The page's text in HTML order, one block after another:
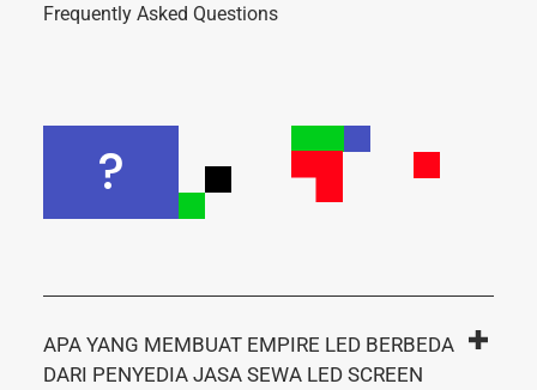
Frequently Asked Questions
?
APA YANG MEMBUAT EMPIRE LED BERBEDA
DARI PENYEDIA JASA SEWA LED SCREEN